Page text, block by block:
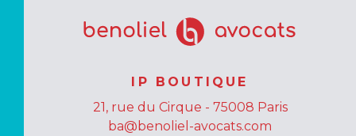
IP BOUTIQUE
21, rue du Cirque - 75008 Paris
ba@benoliel-avocats.com